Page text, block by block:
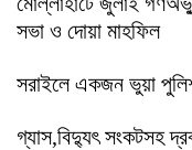
সভা ও দোয়া মাহফিল
সরাইলে একজন ভুয়া
গ্যাস,বিদ্যুৎ সংকটসহ